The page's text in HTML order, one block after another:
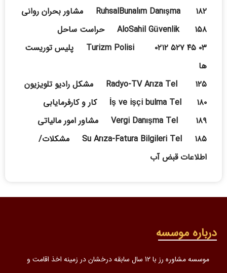
RuhsalBunalım Danışma ۱۸۲ مشاور بحران روانی
AloSahil Güvenlik ۱۵۸ حراست ساحل
Turizm Polisi ۰۲۱۲ ۵۲۷ ۴۵ ۰۳ پلیس توریست
ها
Radyo-TV Arıza Tel ۱۲۵ مشکل رادیو تلویزیون
İş ve işçi bulma Tel ۱۸۰ کار و کارفرمایابی
Vergi Danışma Tel ۱۸۹ مشاور امور مالیاتی
Su Arıza-Fatura Bilgileri Tel ۱۸۵ مشکلات/
اطلاعات قبض آب
درباره موسسه
موسسه مشاوره رز با 12 سال سابقه درخشان در زمینه اخذ اقامت و